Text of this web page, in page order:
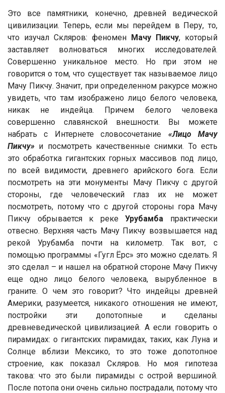
Это все памятники, конечно, древней ведической
цивилизации. Теперь, если мы перейдем в Перу, то,
что изучал Скляров: феномен Мачу Пикчу, который
заставляет волноваться многих исследователей.
Совершенно уникальное место. Но при этом не
говорится о том, что существует так называемое лицо
Мачу Пикчу. Значит, при определенном ракурсе можно
увидеть, что там изображено лицо белого человека,
никак не индейца. Причем белого человека
совершенно славянской внешности. Вы можете
набрать с Интернете словосочетание «Лицо Мачу
Пикчу» и посмотреть качественные снимки. То есть
это обработка гигантских горных массивов под лицо,
по всей видимости, древнего арийского бога. Если
посмотреть на эти монументы Мачу Пикчу с другой
стороны, где человеческий глаз их не может
посмотреть, потому что с другой стороны гора Мачу
Пикчу обрывается к рекеУрубамба практически
отвесно. Верхняя часть Мачу Пикчу возвышается над
рекой Урубамба почти на километр. Так вот, с
помощью программы «Гугл Ёрс» это можно сделать. Я
это сделал – и нашел на обратной стороне Мачу Пикчу
еще одно лицо белого человека, вырубленное в
граните. О чем это говорит? Что индейцы древней
Америки, разумеется, никакого отношения не имеют,
постройки эти допотопные и сделаны
древневедической цивилизацией. А если говорить о
пирамидах: о гигантских пирамидах, таких, как Луна и
Солнце вблизи Мексико, то это тоже допотопное
строение, как показал Скляров. Но моя гипотеза
такова: что это были пирамиды с острой вершиной.
После потопа они очень сильно пострадали, потому что